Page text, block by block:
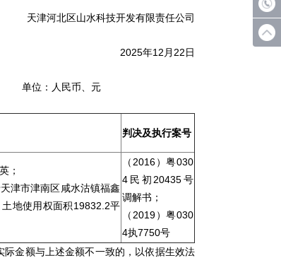
北区山水科技开发有限责任公司
2025年12月22日
民币、元
判决及执行案号
；
津市津南区咸水沽镇福鑫
地使用权面积19832.2平
（2016）粤030
4民初20435号
调解书；
（2019）粤030
4执7750号
金额与上述金额不一致的，以依据生效法